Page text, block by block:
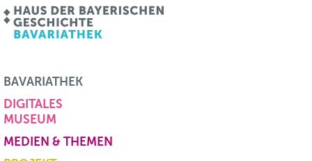
BAVARIATHEK
DIGITALES
MUSEUM
MEDIEN & THEMEN